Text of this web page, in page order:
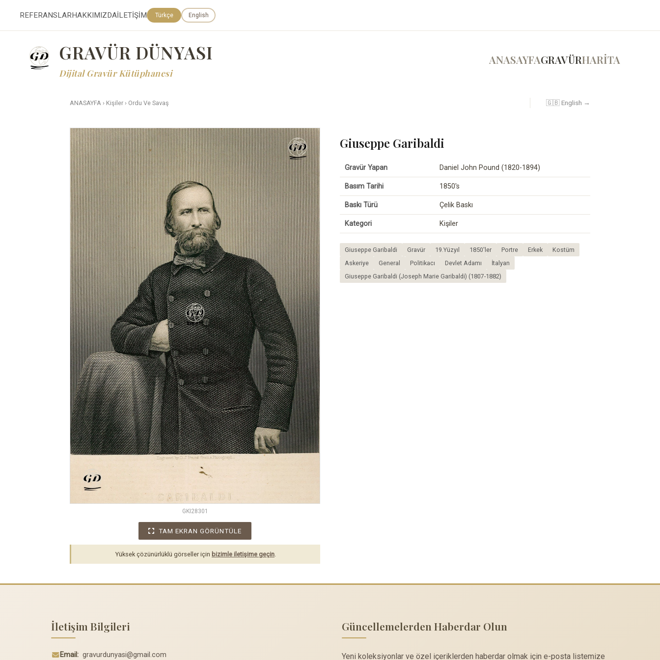
REFERANSLARHAKKIMIZDAİLETİŞİM Türkçe English
GRAVÜR DÜNYASI
Dijital Gravür Kütüphanesi
ANASAYFAGRAVÜRHARİTA
ANASAYFA › Kişiler › Ordu Ve Savaş 🇬🇧 English →
GKI28301
TAM EKRAN GÖRÜNTÜLE
Yüksek çözünürlüklü görseller için bizimle iletişime geçin
Giuseppe Garibaldi
Gravür Yapan Daniel John Pound (1820-1894)
Basım Tarihi 1850's
Baskı Türü Çelik Baskı
Kategori Kişiler
Giuseppe Garibaldi Gravür 19.Yüzyıl 1850'ler Portre Erkek
Kostüm
Askeriye
General Politikacı Devlet Adamı
İtalyan
Giuseppe Garibaldi (Joseph Marie Garibaldi) (1807-1882)
İletişim Bilgileri
Email: gravurdunyasi@gmail.com
Güncellemelerden Haberdar Olun
Yeni koleksiyonlar ve özel içeriklerden haberdar olmak için e-posta listemize